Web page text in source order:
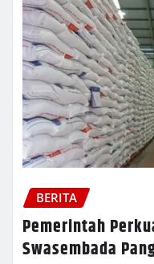
BERITA
Pemerintah
Swasembada